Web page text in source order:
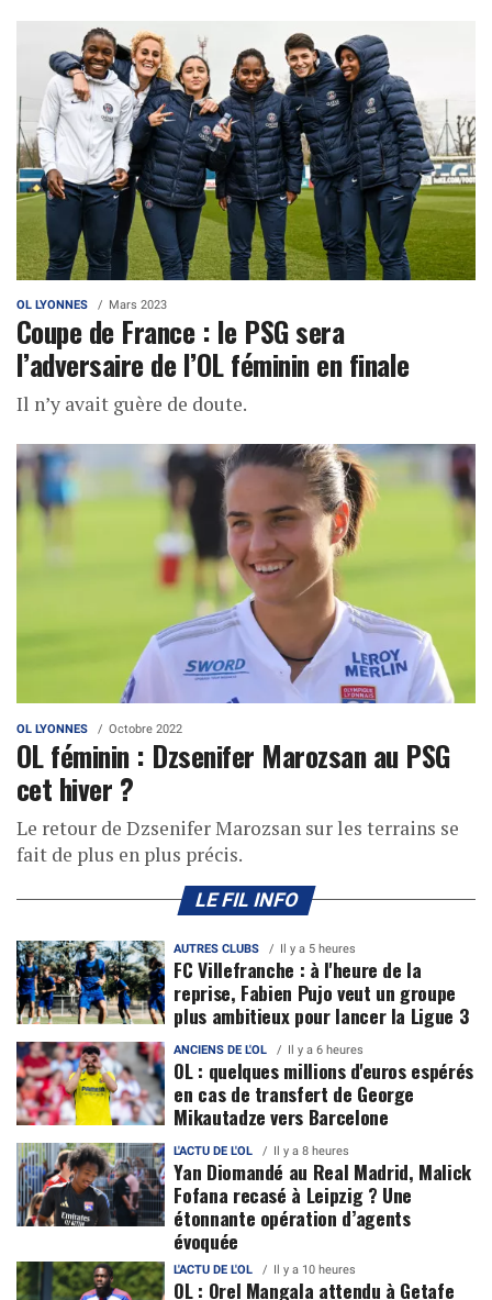
OL LYONNES Mars 2023
Coupe de France : le PSG sera
l’adversaire de l’OL féminin en finale
Il n’y avait guère de doute.
OL LYONNES Octobre 2022
OL féminin : Dzsenifer Marozsan au PSG
cet hiver ?
Le retour de Dzsenifer Marozsan sur les terrains se
fait de plus en plus précis.
LE FIL INFO
AUTRES CLUBS Il y a 5 heures
FC Villefranche : à l'heure de la
reprise, Fabien Pujo veut un groupe
plus ambitieux pour lancer la Ligue 3
ANCIENS DE L'OL Il y a 6 heures
OL : quelques millions d'euros espérés
en cas de transfert de George
Mikautadze vers Barcelone
L'ACTU DE L'OL Il y a 8 heures
Yan Diomandé au Real Madrid, Malick
Fofana recasé à Leipzig ? Une
étonnante opération d’agents
évoquée
L'ACTU DE L'OL Il y a 10 heures
OL : Orel Mangala attendu à Getafe